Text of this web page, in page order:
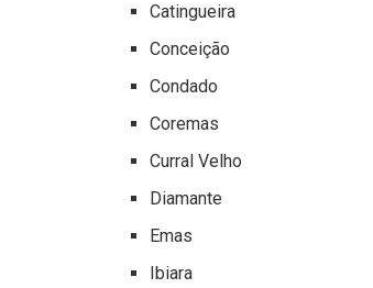
Catingueira
Conceição
Condado
Coremas
Curral Velho
Diamante
Emas
Ibiara